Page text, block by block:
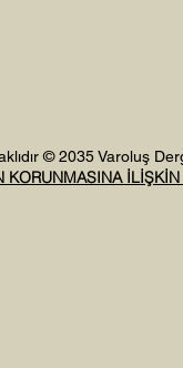
© 2035 Varoluş
KORUNMASINA